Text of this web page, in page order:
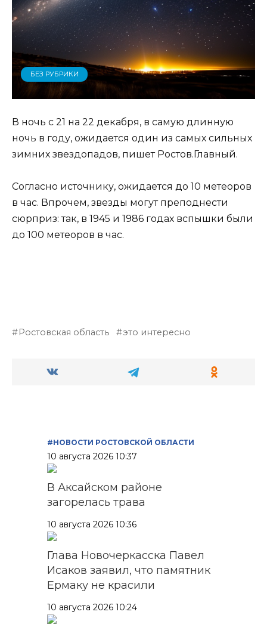
БЕЗ РУБРИКИ
В ночь с 21 на 22 декабря, в самую длинную
ночь в году, ожидается один из самых сильных
зимних звездопадов, пишет Ростов.Главный.
Согласно источнику, ожидается до 10 метеоров
в час. Впрочем, звезды могут преподнести
сюрприз: так, в 1945 и 1986 годах вспышки были
до 100 метеоров в час.
Ростовская область это интересно
#НОВОСТИ РОСТОВСКОЙ ОБЛАСТИ
10 августа 2026 10:37
В Аксайском районе
загорелась трава
10 августа 2026 10:36
Глава Новочеркасска Павел
Исаков заявил, что памятник
Ермаку не красили
10 августа 2026 10:24